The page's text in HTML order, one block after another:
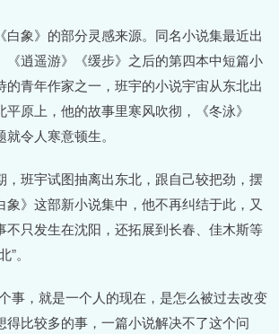
白象》的部分灵感来源。同名小说集最近出
《逍遥游》《缓步》之后的第四本中短篇小
的青年作家之一，班宇的小说宇宙从东北出
原上，他的故事里寒风吹彻，《冬泳》
就令人寒意顿生。
，班宇试图抽离出东北，跟自己较把劲，摆
象》这部新小说集中，他不再纠结于此，又
不只发生在沈阳，还拓展到长春、佳木斯等
。
事，就是一个人的现在，是怎么被过去改变
得比较多的事，一篇小说解决不了这个问